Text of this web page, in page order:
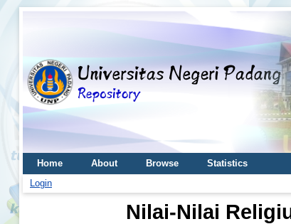
Home About Browse
Statistics
Login
Nilai-Nilai